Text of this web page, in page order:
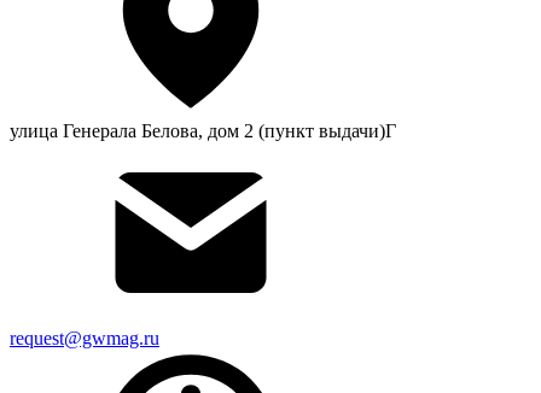
улица Генерала Белова, дом 2 (пункт выдачи)Г
request@gwmag.ru